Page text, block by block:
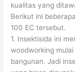
kualitas yang
Berikut ini
100 EC tersebut.
1. Insektisida ini
woodworking
bangunan. Jadi